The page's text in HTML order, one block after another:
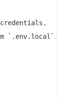
`.env.local`.